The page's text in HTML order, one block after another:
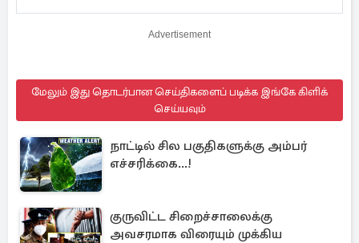
Advertisement
மேலும் இது தொடர்பான செய்திகளைப் படிக்க இங்கே கிளிக்
செய்யவும்
நாட்டில் சில பகுதிகளுக்கு அம்பர்
எச்சரிக்கை...!
குருவிட்ட சிறைச்சாலைக்கு
அவசரமாக விரையும் முக்கிய